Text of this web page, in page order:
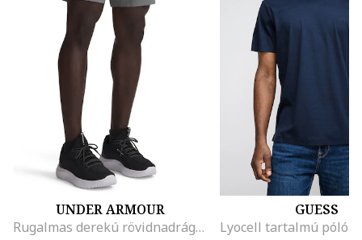
UNDER ARMOUR
Rugalmas derekú rövidnadrág, Világosszürke
GUESS